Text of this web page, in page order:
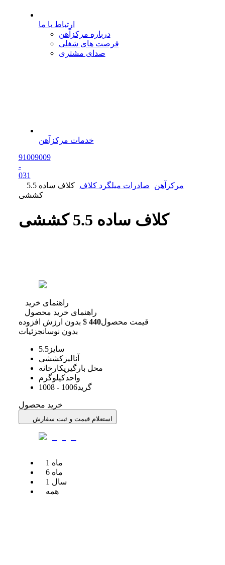
ارتباط با ما
درباره مرکزآهن
فرصت های شغلی
صدای مشتری
خدمات مرکزآهن
91009009
-
031
مرکزآهن
صادرات میلگرد کلاف
کلاف ساده 5.5
کششی
کلاف ساده 5.5 کششی
راهنمای خرید
راهنمای خرید محصول
قیمت محصول440
$ بدون ارزش افزوده
بدون نوسانجزئیات
سایز5.5
آنالیزکششی
محل بارگیریکارخانه
واحدکیلوگرم
گرید1006 - 1008
خرید محصول
استعلام قیمت و ثبت سفارش
1 ماه
6 ماه
1 سال
همه